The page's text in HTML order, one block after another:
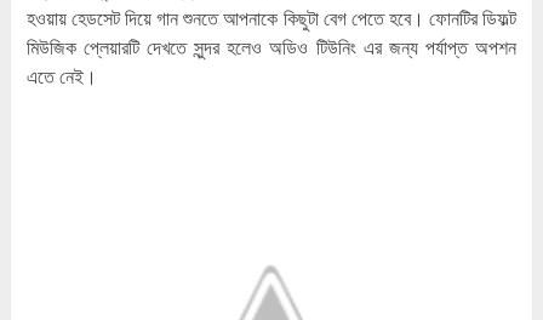
হওয়ায় হেডসেট দিয়ে গান শুনতে আপনাকে কিছুটা বেগ পেতে হবে। ফোনটির ডিফল্ট
মিউজিক প্লেয়ারটি দেখতে সুন্দর হলেও অডিও টিউনিং এর জন্য পর্যাপ্ত অপশন
এতে নেই।